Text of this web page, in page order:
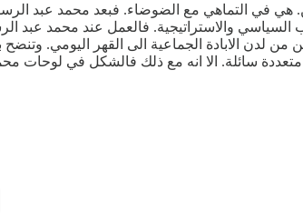
هي في التماهي مع الضوضاء. فبعد محمد عبد
والاستراتيجية. فالعمل عند محمد عبد
لدن الابادة الجماعية الى القهر اليومي. وتنضح
سائلة. الا انه مع ذلك فالشكل في لوحات